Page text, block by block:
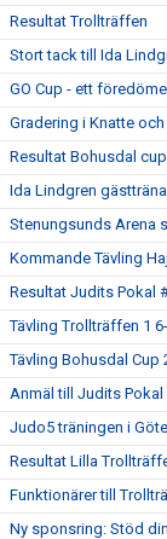
Resultat Trollträffen
Stort tack till Ida
GO Cup - ett föredöme
Gradering i Knatte
Resultat Bohusdal cup.
Ida Lindgren
Stenungsunds Arena
Kommande Tävling
Resultat Judits Pokal
Tävling Trollträffen 1
Tävling Bohusdal Cup
Anmäl till Judits
Judo5 träningen i
Resultat Lilla
Funktionärer till
Ny sponsring: Stöd